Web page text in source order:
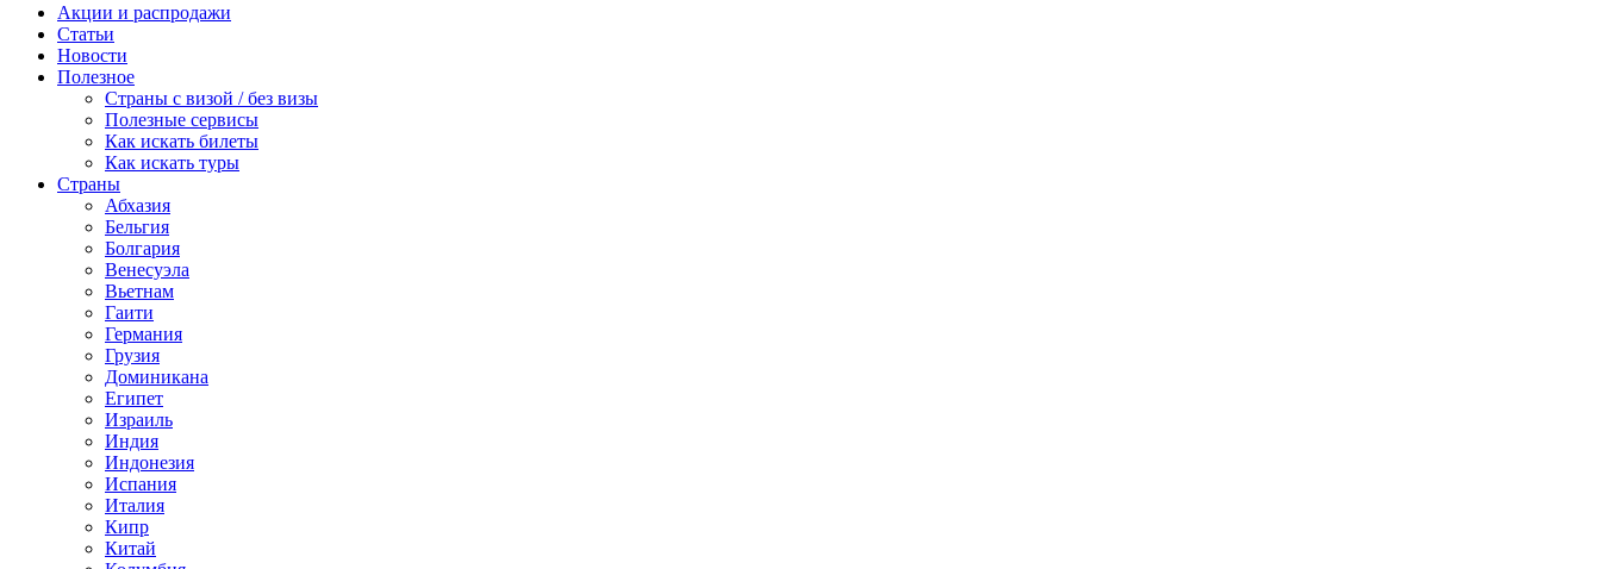
Акции и распродажи
Статьи
Новости
Полезное
Cтраны с визой / без визы
Полезные сервисы
Как искать билеты
Как искать туры
Страны
Абхазия
Бельгия
Болгария
Венесуэла
Вьетнам
Гаити
Германия
Грузия
Доминикана
Египет
Израиль
Индия
Индонезия
Испания
Италия
Кипр
Китай